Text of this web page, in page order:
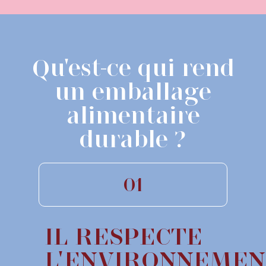
Qu'est-ce qui rend
un emballage
alimentaire
durable ?
01
IL RESPECTE